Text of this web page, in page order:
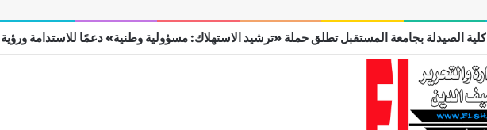
كلية الصيدلة بجامعة المستقبل تطلق حملة «ترشيد الاستهلاك: مسؤولية وطنية» دعمًا للاستدامة ورؤية